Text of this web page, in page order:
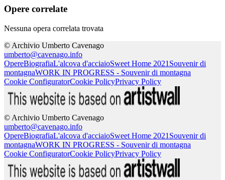
Opere correlate
Nessuna opera correlata trovata
© Archivio Umberto Cavenago
umberto@cavenago.info
OpereBiografiaL'alcova d'acciaioSweet Home 2021 Souvenir di
montagnaWORK IN PROGRESS - Souvenir di montagna
Cookie ConfiguratorCookie PolicyPrivacy Policy
© Archivio Umberto Cavenago
umberto@cavenago.info
OpereBiografiaL'alcova d'acciaioSweet Home 2021 Souvenir di
montagnaWORK IN PROGRESS - Souvenir di montagna
Cookie ConfiguratorCookie PolicyPrivacy Policy